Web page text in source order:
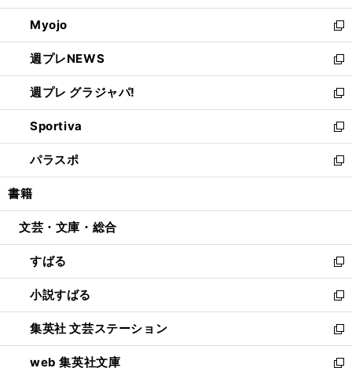
開
く
ウ
で
開
く
ン
ド
ウ
で
開
く
ウ
ィ
ン
ド
ウ
で
開
く
Myojo
新
し
い
ウ
ィ
ン
ド
ウ
で
開
週プレNEWS
新
し
い
ウ
ィ
ン
ド
ウ
開
週プレ グラジャパ!
新
し
い
ウ
ィ
ン
ウ
開
く
Sportiva
新
し
い
ウ
ン
ウ
で
開
く
パラスポ
新
し
ウ
ン
ド
ウ
で
開
く
書籍
文芸・文庫・総合
すばる
新
し
い
ウ
ィ
ン
ド
小説すばる
新
し
い
ウ
ィ
集英社 文芸ステーション
新
し
い
web 集英社文庫